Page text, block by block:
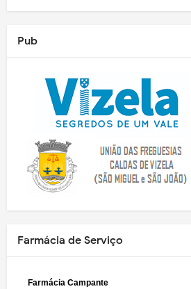
Pub
Farmácia de Serviço